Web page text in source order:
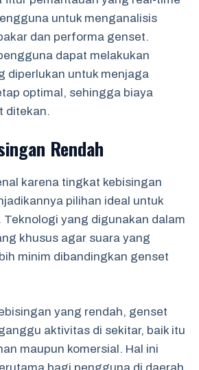
untuk menganalisis
dan performa genset.
dapat melakukan
diperlukan untuk menjaga
optimal, sehingga biaya
ditekan.
Rendah
karena tingkat kebisingan
pilihan ideal untuk
Teknologi yang digunakan dalam
khusus agar suara yang
minim dibandingkan genset
yang rendah, genset
aktivitas di sekitar, baik itu
maupun komersial. Hal ini
bagi pengguna di daerah